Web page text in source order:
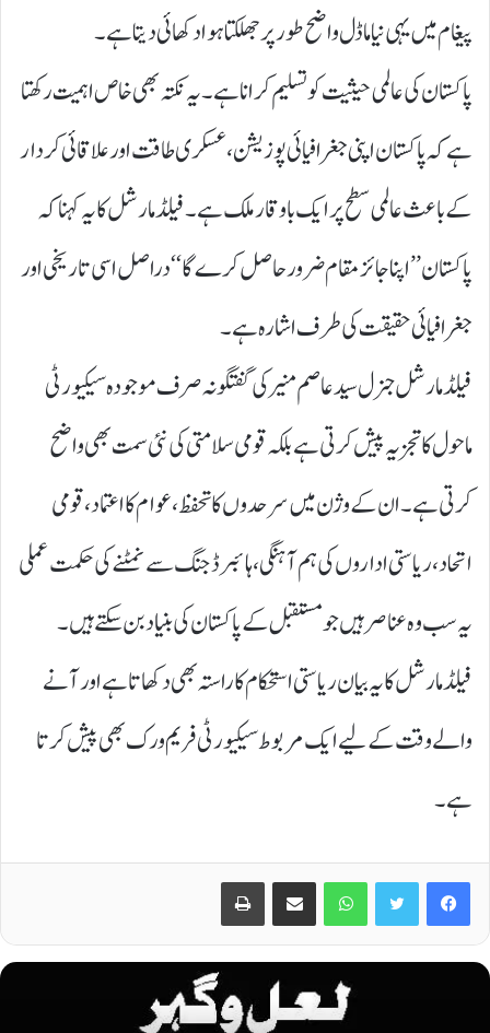
پیغام میں یہی نیا ماڈل واضح طور پر جھلکتا ہوا دکھائی دیتا ہے۔
پاکستان کی عالمی حیثیت کو تسلیم کرانا ہے۔ یہ نکتہ بھی خاص اہمیت رکھتا
ہے کہ پاکستان اپنی جغرافیائی پوزیشن، عسکری طاقت اور علاقائی کردار
کے باعث عالمی سطح پر ایک باوقار ملک ہے۔ فیلڈ مارشل کا یہ کہنا کہ
پاکستان ’’ اپنا جائز مقام ضرور حاصل کرے گا‘‘ دراصل اسی تاریخی اور
جغرافیائی حقیقت کی طرف اشارہ ہے۔
فیلڈ مارشل جنرل سید عاصم منیر کی گفتگو نہ صرف موجودہ سیکیورٹی
ماحول کا تجزیہ پیش کرتی ہے بلکہ قومی سلامتی کی نئی سمت بھی واضح
کرتی ہے۔ ان کے وژن میں سرحدوں کا تحفظ، عوام کا اعتماد، قومی
اتحاد، ریاستی اداروں کی ہم آہنگی، ہائبرڈ جنگ سے نمٹنے کی حکمت عملی
یہ سب وہ عناصر ہیں جو مستقبل کے پاکستان کی بنیاد بن سکتے ہیں۔
فیلڈ مارشل کا یہ بیان ریاستی استحکام کا راستہ بھی دکھاتا ہے اور آنے
والے وقت کے لیے ایک مربوط سیکیورٹی فریم ورک بھی پیش کرتا
ہے۔
Facebook
Twitter
WhatsApp
Share via Email
Print